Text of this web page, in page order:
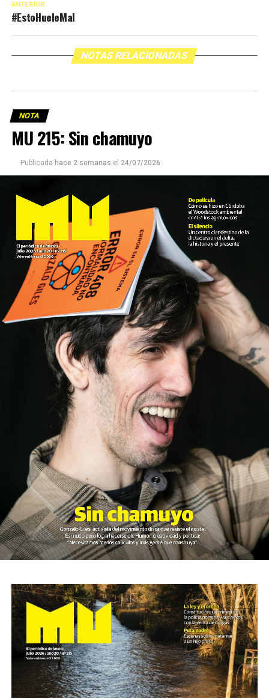
ANTERIOR
#EstoHueleMal
NOTAS RELACIONADAS
NOTA
MU 215: Sin chamuyo
Publicada hace 2 semanas el 24/07/2026